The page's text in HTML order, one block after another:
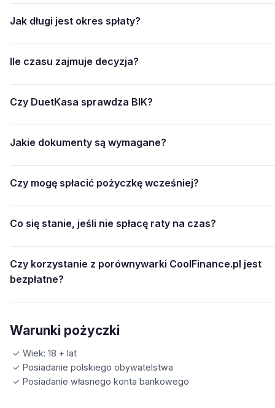
Jak długi jest okres spłaty?
Ile czasu zajmuje decyzja?
Czy DuetKasa sprawdza BIK?
Jakie dokumenty są wymagane?
Czy mogę spłacić pożyczkę wcześniej?
Co się stanie, jeśli nie spłacę raty na czas?
Czy korzystanie z porównywarki CoolFinance.pl jest
bezpłatne?
Warunki pożyczki
✓ Wiek: 18 + lat
✓ Posiadanie polskiego obywatelstwa
✓ Posiadanie własnego konta bankowego